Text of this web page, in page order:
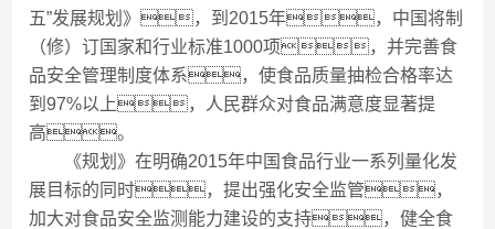
五”发展规划》，到2015年，中国将制
（修）订国家和行业标准1000项，并完善食
品安全管理制度体系，使食品质量抽检合格率达
到97%以上，人民群众对食品满意度显著提
高。
《规划》在明确2015年中国食品行业一系列量化发
展目标的同时，提出强化安全监管，
加大对食品安全监测能力建设的支持，健全食